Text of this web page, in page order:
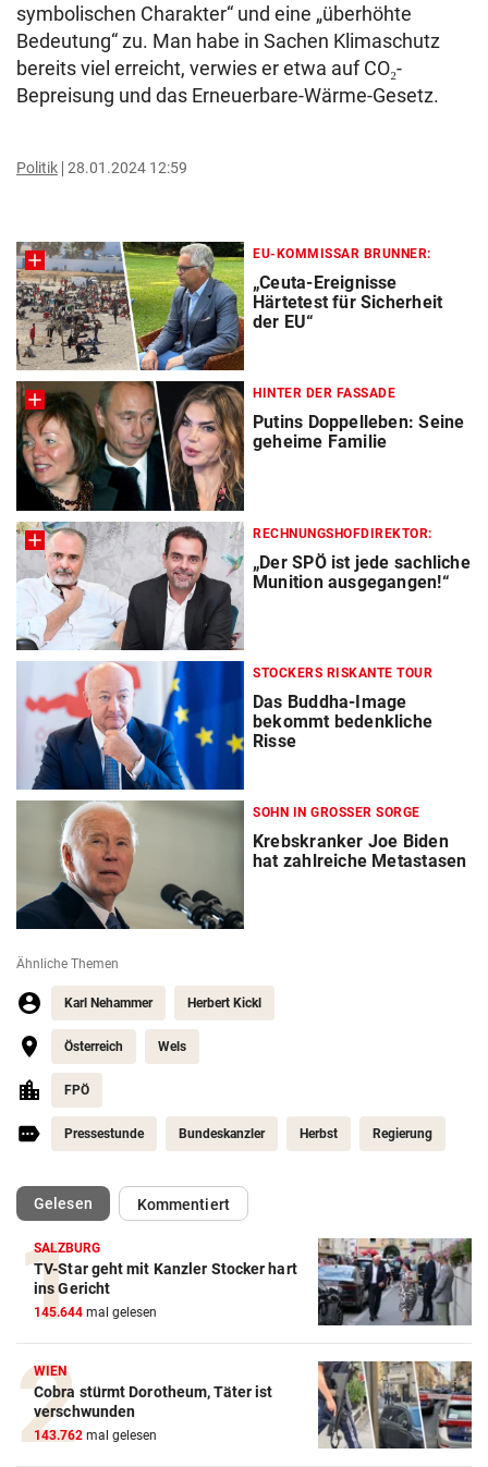
symbolischen Charakter“ und eine „überhöhte
Bedeutung“ zu. Man habe in Sachen Klimaschutz
bereits viel erreicht, verwies er etwa auf CO₂-
Bepreisung und das Erneuerbare-Wärme-Gesetz.
Politik 28.01.2024 12:59
EU-KOMMISSAR BRUNNER:
„Ceuta-Ereignisse
Härtetest für Sicherheit
der EU“
HINTER DER FASSADE
Putins Doppelleben: Seine
geheime Familie
RECHNUNGSHOFDIREKTOR:
„Der SPÖ ist jede sachliche
Munition ausgegangen!“
STOCKERS RISKANTE TOUR
Das Buddha-Image
bekommt bedenkliche
Risse
SOHN IN GROSSER SORGE
Krebskranker Joe Biden
hat zahlreiche Metastasen
Ähnliche Themen
Karl Nehammer Herbert Kickl
Österreich Wels
FPÖ
Pressestunde Bundeskanzler Herbst Regierung
Gelesen(ausgewählt)Kommentiert
SALZBURG
TV-Star geht mit Kanzler Stocker hart
ins Gericht
145.644 mal gelesen
WIEN
Cobra stürmt Dorotheum, Täter ist
verschwunden
143.762 mal gelesen